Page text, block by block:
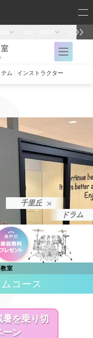
千里丘
ドラム
室
ムコース
暑を乗り切
ーン